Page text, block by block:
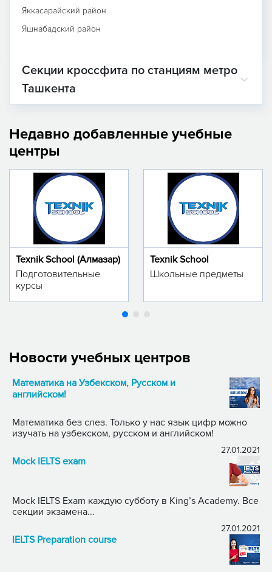
Яккасарайский район
Яшнабадский район
Секции кроссфита по станциям метро
Ташкента
Недавно добавленные учебные
центры
Texnik School (Алмазар)
Подготовительные
курсы
Texnik School
Школьные предметы
Новости учебных центров
Математика на Узбекском, Русском и
английском!
Математика без слез. Только у нас язык цифр можно
изучать на узбекском, русском и английском!
27.01.2021
Mock IELTS exam
Mock IELTS Exam каждую субботу в King’s Academy. Все
секции экзамена...
27.01.2021
IELTS Preparation course